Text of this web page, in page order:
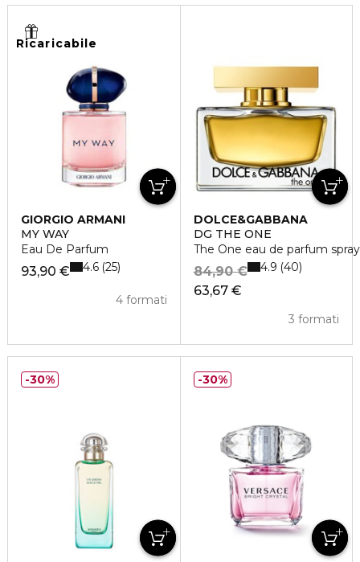
Ricaricabile
GIORGIO ARMANI
MY WAY
Eau De Parfum
93,90 €
4 formati
4.6 25
DOLCE&GABBANA
DG THE ONE
The One eau de parfum spray
63,67 €
84,90 €
3 formati
4.9 40
30% 30%